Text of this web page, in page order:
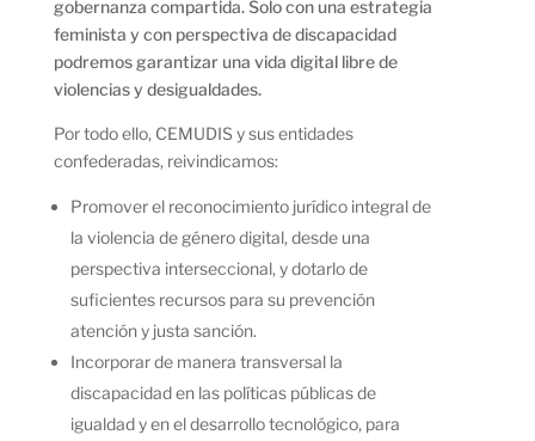
gobernanza compartida. Solo con una estrategia
feminista y con perspectiva de discapacidad
podremos garantizar una vida digital libre de
violencias y desigualdades.
Por todo ello, CEMUDIS y sus entidades
confederadas, reivindicamos:
Promover el reconocimiento jurídico integral de
la violencia de género digital, desde una
perspectiva interseccional, y dotarlo de
suficientes recursos para su prevención
atención y justa sanción.
Incorporar de manera transversal la
discapacidad en las políticas públicas de
igualdad y en el desarrollo tecnológico, para